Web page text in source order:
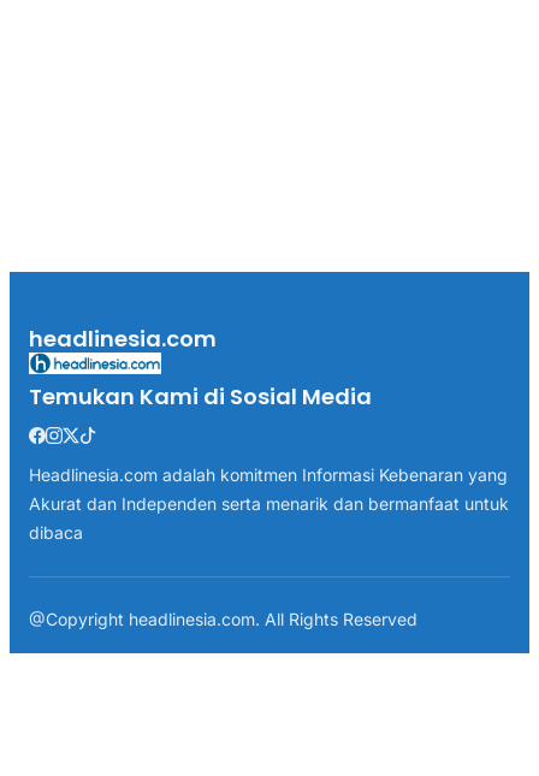
headlinesia.com
Temukan Kami di Sosial Media
Headlinesia.com adalah komitmen Informasi Kebenaran yang
Akurat dan Independen serta menarik dan bermanfaat untuk
dibaca
@Copyright headlinesia.com. All Rights Reserved